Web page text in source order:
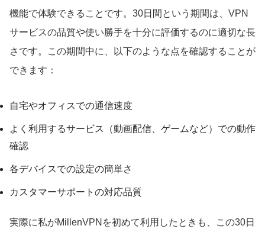
機能で体験できることです。30日間という期間は、VPN
サービスの品質や使い勝手を十分に評価するのに適切な長
さです。この期間中に、以下のような点を確認することが
できます：
自宅やオフィスでの通信速度
よく利用するサービス（動画配信、ゲームなど）での動作
確認
各デバイスでの設定の簡単さ
カスタマーサポートの対応品質
実際に私がMillenVPNを初めて利用したときも、この30日